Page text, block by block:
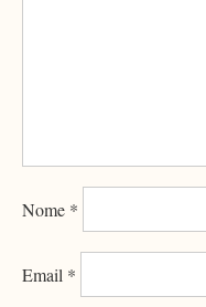
Nome *
Email *